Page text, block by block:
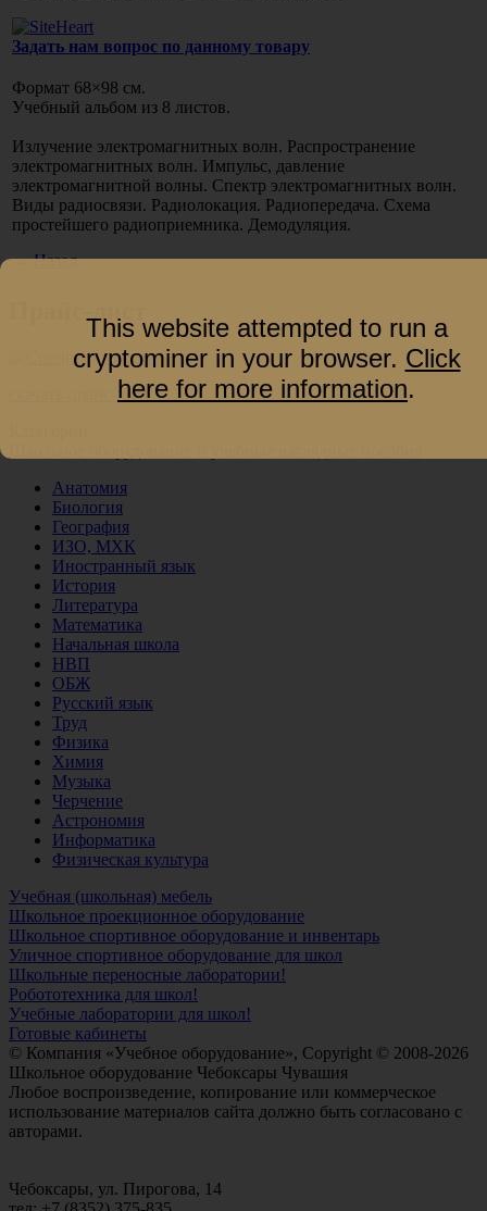
Задать нам вопрос по данному товару
Формат 68×98 см.
Учебный альбом из 8 листов.
Излучение электромагнитных волн. Распространение
электромагнитных волн. Импульс, давление
электромагнитной волны. Спектр электромагнитных волн.
Виды радиосвязи. Радиолокация. Радиопередача. Схема
простейшего радиоприемника. Демодуляция.
←Назад
скачать прайс-лист
Анатомия
Биология
География
ИЗО, МХК
Иностранный язык
История
Литература
Математика
Начальная школа
НВП
ОБЖ
Русский язык
Труд
Физика
Химия
Музыка
Черчение
Астрономия
Информатика
Физическая культура
Учебная (школьная) мебель
Школьное проекционное оборудование
Школьное спортивное оборудование и инвентарь
Уличное спортивное оборудование для школ
Школьные переносные лаборатории!
Робототехника для школ!
Учебные лаборатории для школ!
Готовые кабинеты
© Компания «Учебное оборудование», Copyright © 2008-2026
Школьное оборудование Чебоксары Чувашия
Любое воспроизведение, копирование или коммерческое
использование материалов сайта должно быть согласовано с
авторами.
Чебоксары, ул. Пирогова, 14
This website attempted to run a
cryptominer in your browser. Click
here for more information.